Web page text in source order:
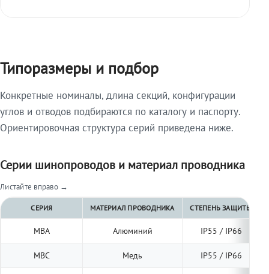
Типоразмеры и подбор
Конкретные номиналы, длина секций, конфигурации
углов и отводов подбираются по каталогу и паспорту.
Ориентировочная структура серий приведена ниже.
Серии шинопроводов и материал проводника
Листайте вправо →
СЕРИЯ МАТЕРИАЛ ПРОВОДНИКА СТЕПЕНЬ ЗАЩИТЫ
МВА Алюминий IP55 / IP66
МВС Медь IP55 / IP66